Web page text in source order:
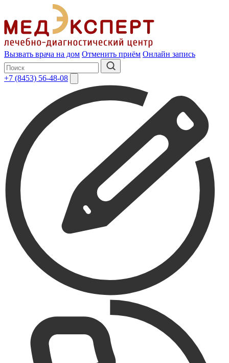
Вызвать врача на дом Отменить приём Онлайн запись
+7 (8453) 56-48-08